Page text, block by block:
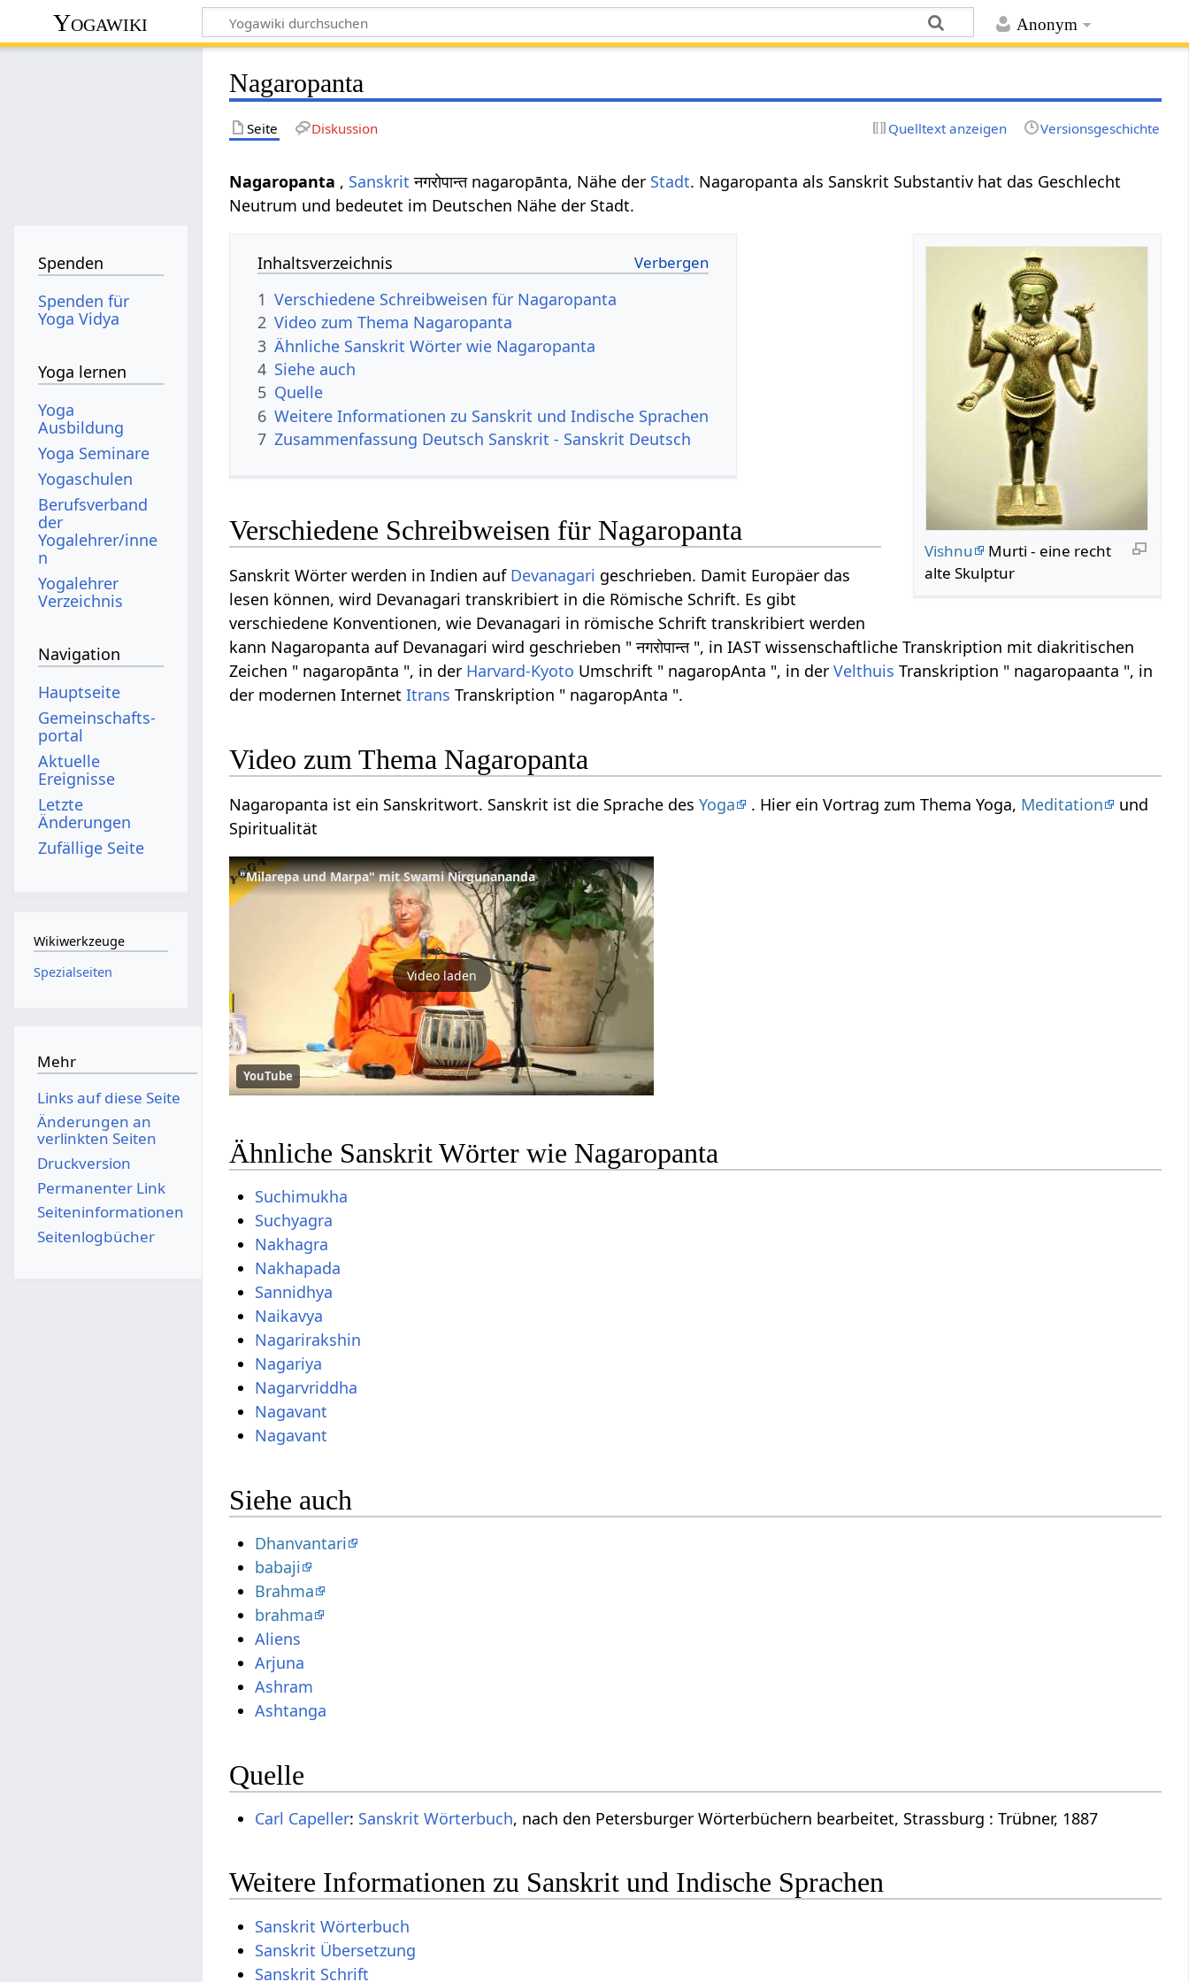
Anonym
Yogawiki
Nagaropanta
Seite Diskussion Quelltext anzeigen Versionsgeschichte
Nagaropanta , Sanskrit नगरोपान्त nagaropānta, Nähe der Stadt. Nagaropanta als Sanskrit Substantiv hat das Geschlecht
Neutrum und bedeutet im Deutschen Nähe der Stadt.
Vishnu
Murti - eine recht
alte Skulptur
Inhaltsverzeichnis
1 Verschiedene Schreibweisen für Nagaropanta
2 Video zum Thema Nagaropanta
3 Ähnliche Sanskrit Wörter wie Nagaropanta
4 Siehe auch
5 Quelle
6 Weitere Informationen zu Sanskrit und Indische Sprachen
7 Zusammenfassung Deutsch Sanskrit - Sanskrit Deutsch
Verschiedene Schreibweisen für Nagaropanta
Sanskrit Wörter werden in Indien auf Devanagari geschrieben. Damit Europäer das
lesen können, wird Devanagari transkribiert in die Römische Schrift. Es gibt
verschiedene Konventionen, wie Devanagari in römische Schrift transkribiert werden
kann Nagaropanta auf Devanagari wird geschrieben " नगरोपान्त ", in IAST wissenschaftliche Transkription mit diakritischen
Zeichen " nagaropānta ", in der Harvard-Kyoto Umschrift " nagaropAnta ", in derVelthuis Transkription " nagaropaanta ", in
der modernen InternetItrans Transkription " nagaropAnta ".
Video zum Thema Nagaropanta
Nagaropanta ist ein Sanskritwort. Sanskrit ist die Sprache desYoga . Hier ein Vortrag zum Thema Yoga, Meditation
und
Spiritualität
"Milarepa und Marpa" mit Swami Nirgunananda
Video laden
YouTube
Ähnliche Sanskrit Wörter wie Nagaropanta
Suchimukha
Suchyagra
Nakhagra
Nakhapada
Sannidhya
Naikavya
Nagarirakshin
Nagariya
Nagarvriddha
Nagavant
Nagavant
Siehe auch
Dhanvantari
babaji
Brahma
brahma
Aliens
Arjuna
Ashram
Ashtanga
Quelle
Carl Capeller: Sanskrit Wörterbuch, nach den Petersburger Wörterbüchern bearbeitet, Strassburg : Trübner, 1887
Weitere Informationen zu Sanskrit und Indische Sprachen
Sanskrit Wörterbuch
Sanskrit Übersetzung
Sanskrit Schrift
Spenden
Spenden für
Yoga Vidya
Yoga lernen
Yoga
Ausbildung
Yoga Seminare
Yogaschulen
Berufsverband
der
Yogalehrer/inne
n
Yogalehrer
Verzeichnis
Navigation
Hauptseite
Gemeinschafts­
portal
Aktuelle
Ereignisse
Letzte
Änderungen
Zufällige Seite
Wikiwerkzeuge
Spezialseiten
Mehr
Links auf diese Seite
Änderungen an
verlinkten Seiten
Druckversion
Permanenter Link
Seiten­­informationen
Seitenlogbücher